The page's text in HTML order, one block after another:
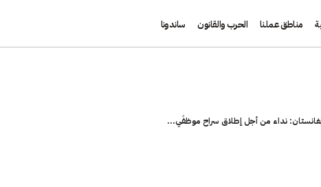
مناطق عملنا الحرب والقانون ساندونا
نداء من أجل إطلاق سراح موظفَي...